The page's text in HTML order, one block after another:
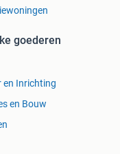
goederen
en Inrichting
en Bouw